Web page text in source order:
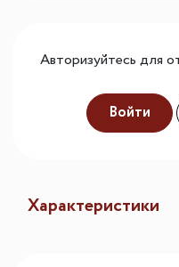
Авторизуйтесь для
Войти
Характеристики